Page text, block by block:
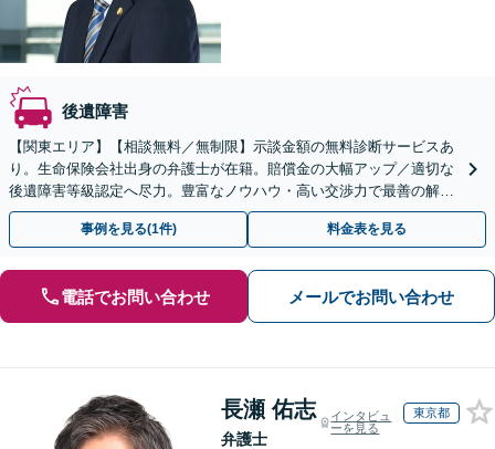
後遺障害
【関東エリア】【相談無料／無制限】示談金額の無料診断サービスあ
り。生命保険会社出身の弁護士が在籍。賠償金の大幅アップ／適切な
後遺障害等級認定へ尽力。豊富なノウハウ・高い交渉力で最善の解決
を目指す【弁護士費用特約】【電話・Zoom相談可】
事例を見る(1件) 料金表を見る
電話でお問い合わせ メールでお問い合わせ
長瀬 佑志
弁護士
インタビュ
ーを見る
東京都